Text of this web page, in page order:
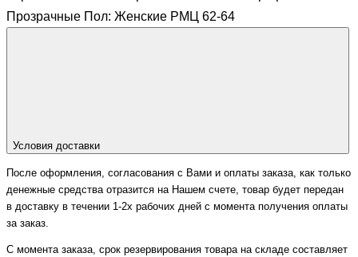
Прозрачные Пол: Женские РМЦ 62-64
Условия доставки
После оформления, согласования с Вами и оплаты заказа, как только
денежные средства отразится на Нашем счете, товар будет передан
в доставку в течении 1-2х рабочих дней с момента получения оплаты
за заказ.
С момента заказа, срок резервирования товара на складе составляет